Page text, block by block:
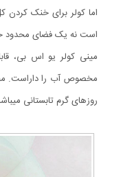
اما کولر برای خنک کردن
است نه یک فضای محدود
مینی کولر یو اس بی،
مخصوص آب را داراست.
روزهای گرم تابستانی